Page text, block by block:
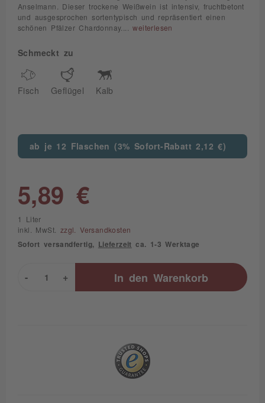
Anselmann. Dieser trockene Weißwein ist intensiv, fruchtbetont
und ausgesprochen sortentypisch und repräsentiert einen
schönen Pfälzer Chardonnay....weiterlesen
Schmeckt zu
Fisch Geflügel Kalb
ab je 12 Flaschen (3% Sofort-Rabatt 2,12 €)
5,89 €
1 Liter
inkl. MwSt. zzgl. Versandkosten
Sofort versandfertig, Lieferzeit ca. 1-3 Werktage
+
- In den Warenkorb